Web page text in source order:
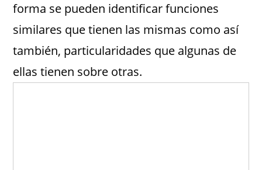
forma se pueden identificar funciones
similares que tienen las mismas como así
también, particularidades que algunas de
ellas tienen sobre otras.